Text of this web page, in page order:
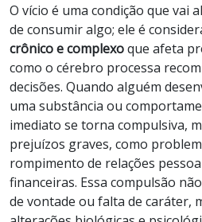
O vício é uma condição que vai
de consumir algo; ele é
crônico e complexoque afeta
como o cérebro processa
decisões. Quando alguém
uma substância ou
imediato se torna compulsiva,
prejuízos graves, como
rompimento de relações
financeiras. Essa compulsão
de vontade ou falta de caráter,